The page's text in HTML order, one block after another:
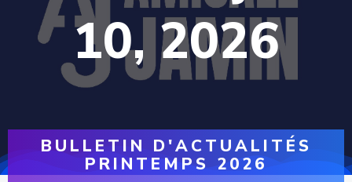
10, 2026
BULLETIN D'ACTUALITÉS
PRINTEMPS 2026